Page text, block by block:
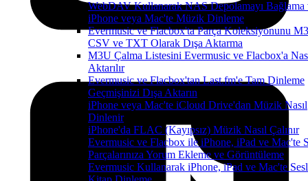
WebDAV Kullanarak NAS Depolamayı Bağlama
iPhone veya Mac'te Müzik Dinleme
Evermusic ve Flacbox'ta Parça Koleksiyonunu
CSV ve TXT Olarak Dışa Aktarma
M3U Çalma Listesini Evermusic ve Flacbox'a
Aktarılır
Evermusic ve Flacbox'tan Last.fm'e Tam Dinleme
Geçmişinizi Dışa Aktarın
iPhone veya Mac'te iCloud Drive'dan Müzik Nasıl
Dinlenir
iPhone'da FLAC (Kayıpsız) Müzik Nasıl Çalınır
Evermusic ve Flacbox ile iPhone, iPad ve Mac'te
Parçalarınıza Yorum Ekleme ve Görüntüleme
Evermusic Kullanarak iPhone, iPad ve Mac'te